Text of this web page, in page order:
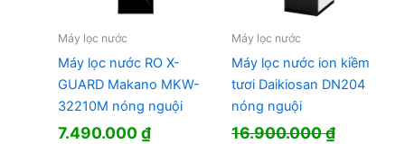
Máy lọc nước
Máy lọc nước RO X-
GUARD Makano MKW-
32210M nóng nguội
7.490.000₫
Máy lọc nước
Máy lọc nước ion kiềm
tươi Daikiosan DN204
nóng nguội
16.900.000₫